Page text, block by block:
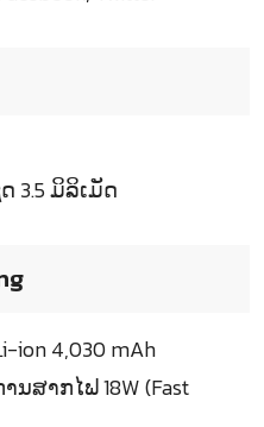
3.5 ມິລິເມັດ
ion 4,030 mAh
ສາກໄຟ 18W (Fast